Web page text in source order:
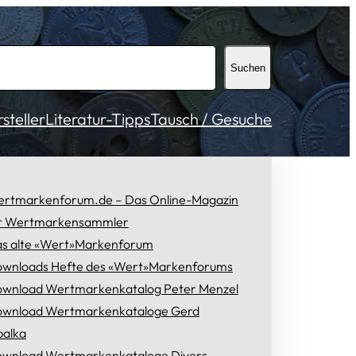
Suchen
Literatur-TippsTausch / Gesuche
– Das Online-Magazin
Wertmarkensammler
alte «Wert»Markenforum
Hefte des «Wert»Markenforums
Wertmarkenkatalog Peter Menzel
Wertmarkenkataloge Gerd